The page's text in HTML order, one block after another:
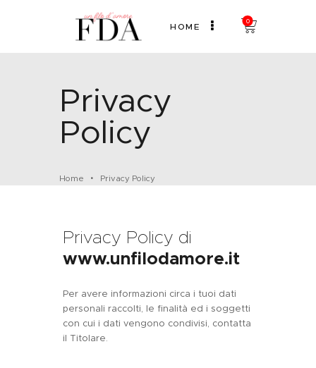
HOME
0
Privacy
Policy
Home Privacy Policy
HOME
CHI SONO
SHOP
BLOG
Privacy Policy di
www.unfilodamore.it
Per avere informazioni circa i tuoi dati
personali raccolti, le finalità ed i soggetti
con cui i dati vengono condivisi, contatta
il Titolare.